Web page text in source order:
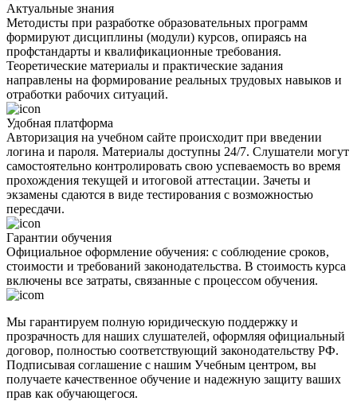
Актуальные знания
Методисты при разработке образовательных программ
формируют дисциплины (модули) курсов, опираясь на
профстандарты и квалификационные требования.
Теоретические материалы и практические задания
направлены на формирование реальных трудовых навыков и
отработки рабочих ситуаций.
Удобная платформа
Авторизация на учебном сайте происходит при введении
логина и пароля. Материалы доступны 24/7. Слушатели могут
самостоятельно контролировать свою успеваемость во время
прохождения текущей и итоговой аттестации. Зачеты и
экзамены сдаются в виде тестирования с возможностью
пересдачи.
Гарантии обучения
Официальное оформление обучения: с соблюдение сроков,
стоимости и требований законодательства. В стоимость курса
включены все затраты, связанные с процессом обучения.
Мы гарантируем полную юридическую поддержку и
прозрачность для наших слушателей, оформляя официальный
договор, полностью соответствующий законодательству РФ.
Подписывая соглашение с нашим Учебным центром, вы
получаете качественное обучение и надежную защиту ваших
прав как обучающегося.